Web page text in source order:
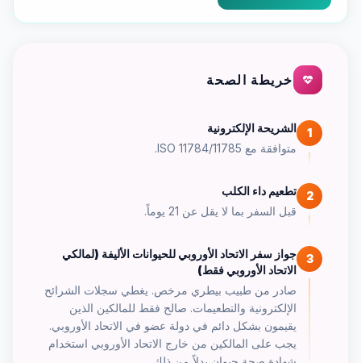
خريطة الصحة
1
الشريحة الإلكترونية
متوافقة مع ISO 11784/11785.
2
تطعيم داء الكلب
قبل السفر بما لا يقل عن 21 يوماً.
3
جواز سفر الاتحاد الأوروبي للحيوانات الأليفة (لمالكي
الاتحاد الأوروبي فقط)
صادر من طبيب بيطري مرخص. يغطي سجلات الشرائح
الإلكترونية والتطعيمات. صالح فقط للمالكين الذين
يقيمون بشكل دائم في دولة عضو في الاتحاد الأوروبي.
يجب على المالكين من خارج الاتحاد الأوروبي استخدام